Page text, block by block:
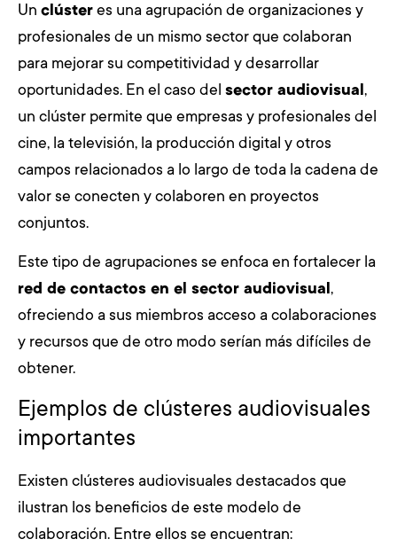
Un clúster es una agrupación de organizaciones y
profesionales de un mismo sector que colaboran
para mejorar su competitividad y desarrollar
oportunidades. En el caso del sector audiovisual ,
un clúster permite que empresas y profesionales del
cine, la televisión, la producción digital y otros
campos relacionados a lo largo de toda la cadena de
valor se conecten y colaboren en proyectos
conjuntos.
Este tipo de agrupaciones se enfoca en fortalecer la
red de contactos en el sector audiovisual ,
ofreciendo a sus miembros acceso a colaboraciones
y recursos que de otro modo serían más difíciles de
obtener.
Ejemplos de clústeres audiovisuales
importantes
Existen clústeres audiovisuales destacados que
ilustran los beneficios de este modelo de
colaboración. Entre ellos se encuentran: